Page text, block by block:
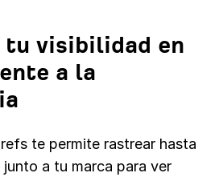
tu visibilidad en
a la
te permite rastrear hasta
a tu marca para ver